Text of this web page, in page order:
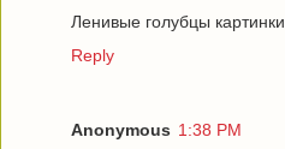
Ленивые голубцы картинки
Reply
Anonymous 1:38 PM